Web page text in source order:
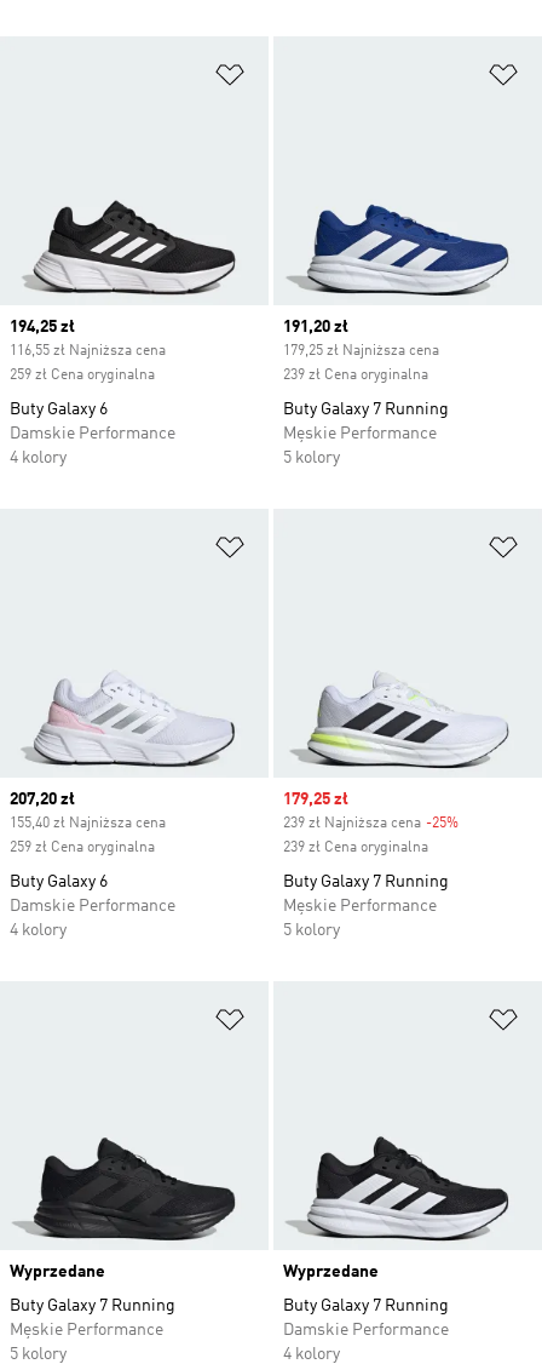
Current price
194,25 zł
116,55 zł Najniższa cena
259 zł Cena oryginalna
Buty Galaxy 6
Damskie Performance
4 kolory
Current price
191,20 zł
179,25 zł Najniższa cena
239 zł Cena oryginalna
Buty Galaxy 7 Running
Męskie Performance
5 kolory
Current price
207,20 zł
155,40 zł Najniższa cena
259 zł Cena oryginalna
Buty Galaxy 6
Damskie Performance
4 kolory
Sale price
179,25 zł
239 zł Najniższa cena -25%
239 zł Cena oryginalna
Buty Galaxy 7 Running
Męskie Performance
5 kolory
Wyprzedane
Buty Galaxy 7 Running
Męskie Performance
5 kolory
Wyprzedane
Buty Galaxy 7 Running
Damskie Performance
4 kolory